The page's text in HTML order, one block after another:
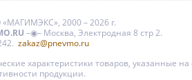
2000 – 2026 г.
–◉– Москва, Электродная 8 стр 2.
zakaz@pnevmo.ru
характеристики товаров, указанные
продукции.